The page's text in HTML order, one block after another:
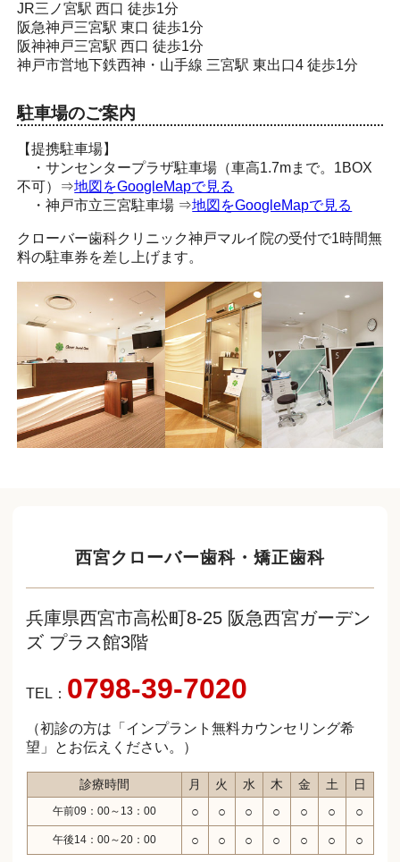
JR三ノ宮駅 西口 徒歩1分
阪急神戸三宮駅 東口 徒歩1分
阪神神戸三宮駅 西口 徒歩1分
神戸市営地下鉄西神・山手線 三宮駅 東出口4 徒歩1分
駐車場のご案内
【提携駐車場】
・サンセンタープラザ駐車場（車高1.7mまで。1BOX
不可）⇒地図をGoogleMapで見る
・神戸市立三宮駐車場 ⇒地図をGoogleMapで見る
クローバー歯科クリニック神戸マルイ院の受付で1時間無
料の駐車券を差し上げます。
西宮クローバー歯科・矯正歯科
兵庫県西宮市高松町8-25 阪急西宮ガーデン
ズ プラス館3階
TEL： 0798-39-7020
（初診の方は「インプラント無料カウンセリング希
望」とお伝えください。）
診療時間 月 火 水 木 金 土 日
午前09：00～13：00 ○ ○ ○ ○ ○ ○ ○
午後14：00～20：00 ○ ○ ○ ○ ○ ○ ○